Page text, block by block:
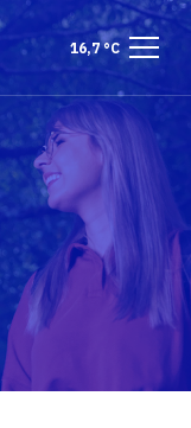
16,7 °C